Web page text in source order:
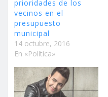
prioridades de los
vecinos en el
presupuesto
municipal
14 octubre, 2016
En «Política»